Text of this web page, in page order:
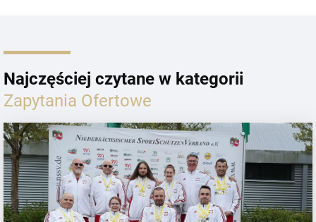
Najczęściej czytane w kategorii
Zapytania Ofertowe